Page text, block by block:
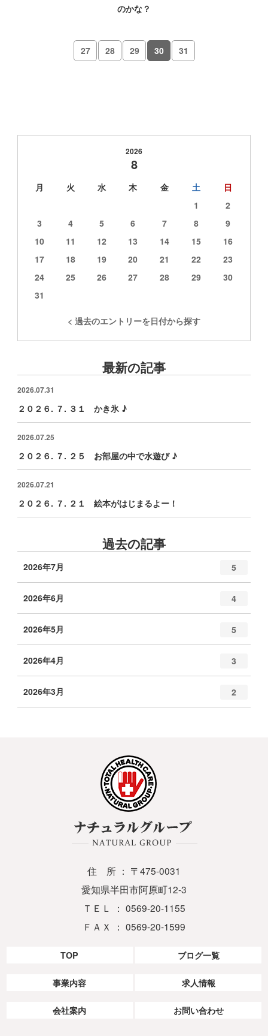
のかな？
27 28 29 30 31
2026
8
月 火 水 木 金 土
日
1
2
3
4 5 6 7 8
9
10
11 12 13 14 15
16
17
18 19 20 21 22
23
24
25 26 27 28 29
30
31
< 過去のエントリーを日付から探す
最新の記事
2026.07.31
２０２６. ７. ３１ かき氷 ♪
2026.07.25
２０２６. ７. ２５ お部屋の中で水遊び ♪
2026.07.21
２０２６. ７. ２１ 絵本がはじまるよー！
過去の記事
2026年7月 5
2026年6月 4
2026年5月 5
2026年4月 3
2026年3月 2
住 所 ： 〒475-0031
愛知県半田市阿原町12-3
ＴＥＬ ： 0569-20-1155
ＦＡＸ ： 0569-20-1599
TOP
事業内容
会社案内
ブログ一覧
求人情報
お問い合わせ